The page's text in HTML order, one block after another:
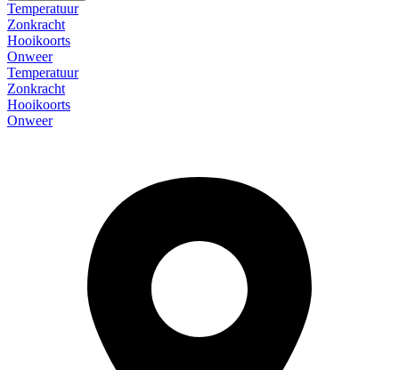
Temperatuur
Zonkracht
Hooikoorts
Onweer
Temperatuur
Zonkracht
Hooikoorts
Onweer